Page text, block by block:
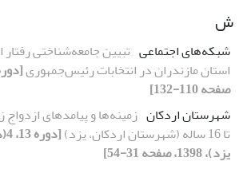
ش
شبکه‌های اجتماعی تبیین جامعه‌شناختی رفتار
استان مازندران در انتخابات رئیس‌جمهوری
صفحه 110-132]
شهرستان اردکان
تا 16 ساله (شهرستان اردکان، یزد)
یزد)، 1398، صفحه 31-54]